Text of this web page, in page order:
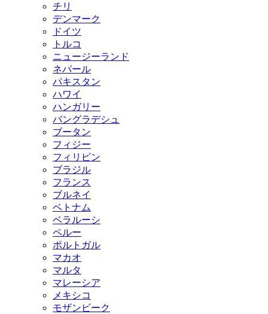
チリ
デンマーク
ドイツ
トルコ
ニュージーランド
ネパール
パキスタン
ハワイ
ハンガリー
バングラデシュ
ブータン
フィジー
フィリピン
ブラジル
フランス
ブルネイ
ベトナム
ベラルーシ
ペルー
ポルトガル
マカオ
マルタ
マレーシア
メキシコ
モザンビーク